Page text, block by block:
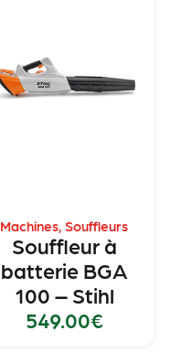
Machines,Souffleurs
Souffleur à
batterie BGA
100 – Stihl
549.00€